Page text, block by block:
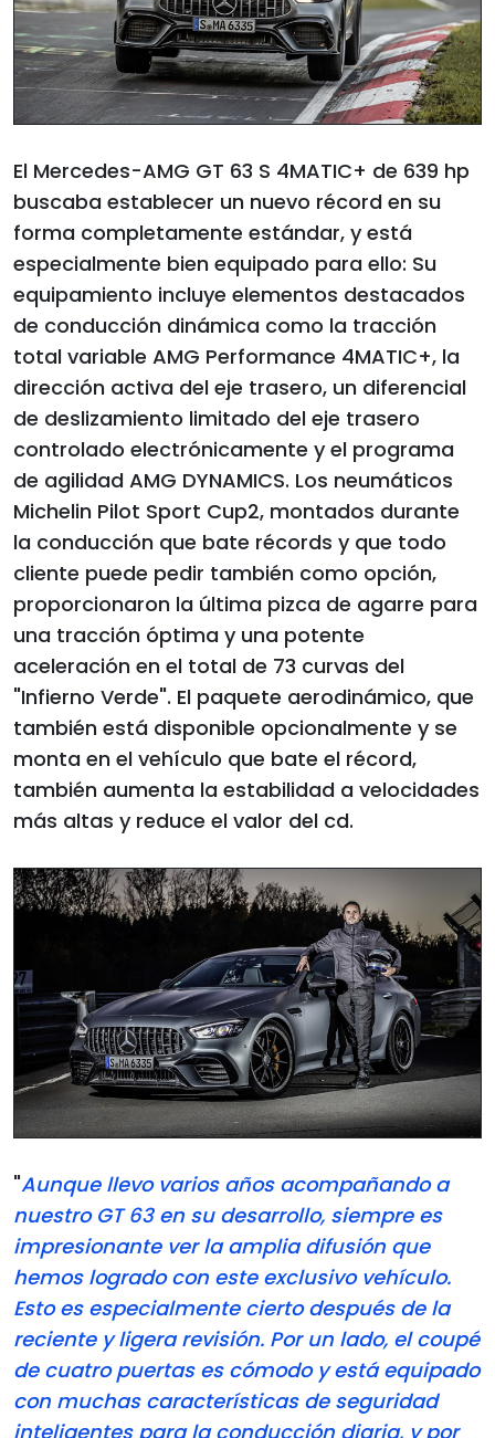
El Mercedes-AMG GT 63 S 4MATIC+ de 639 hp
buscaba establecer un nuevo récord en su
forma completamente estándar, y está
especialmente bien equipado para ello: Su
equipamiento incluye elementos destacados
de conducción dinámica como la tracción
total variable AMG Performance 4MATIC+, la
dirección activa del eje trasero, un diferencial
de deslizamiento limitado del eje trasero
controlado electrónicamente y el programa
de agilidad AMG DYNAMICS. Los neumáticos
Michelin Pilot Sport Cup2, montados durante
la conducción que bate récords y que todo
cliente puede pedir también como opción,
proporcionaron la última pizca de agarre para
una tracción óptima y una potente
aceleración en el total de 73 curvas del
"Infierno Verde". El paquete aerodinámico, que
también está disponible opcionalmente y se
monta en el vehículo que bate el récord,
también aumenta la estabilidad a velocidades
más altas y reduce el valor del cd.
"Aunque llevo varios años acompañando a
nuestro GT 63 en su desarrollo, siempre es
impresionante ver la amplia difusión que
hemos logrado con este exclusivo vehículo.
Esto es especialmente cierto después de la
reciente y ligera revisión. Por un lado, el coupé
de cuatro puertas es cómodo y está equipado
con muchas características de seguridad
inteligentes para la conducción diaria, y por